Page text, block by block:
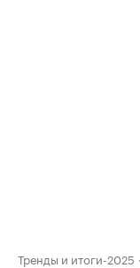
Тренды и итоги-2025